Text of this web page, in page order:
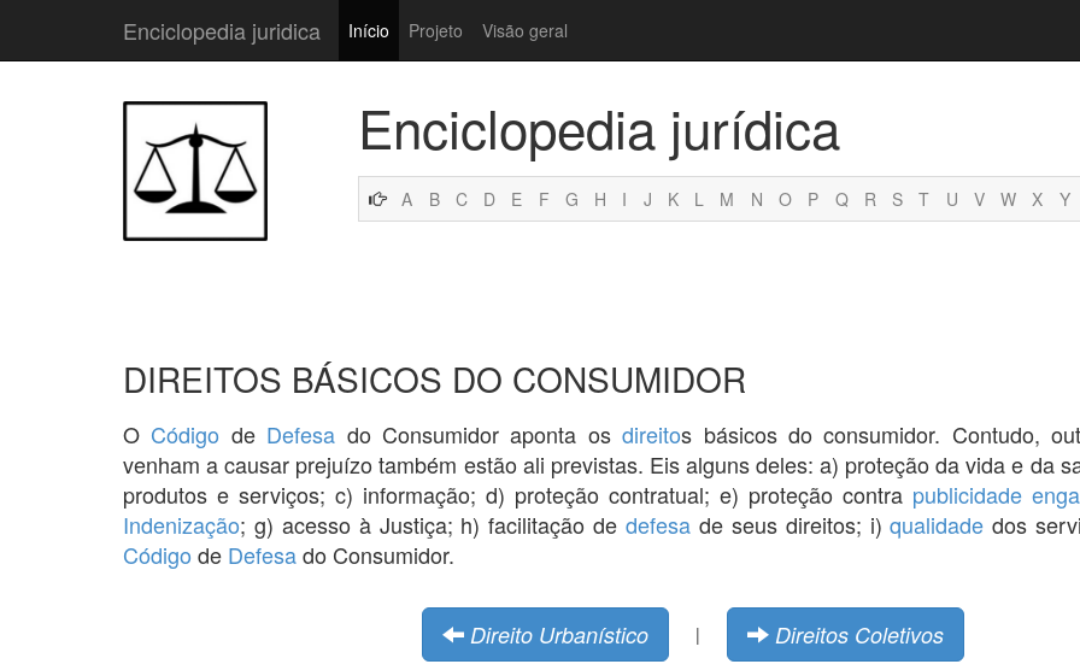
Enciclopedia juridica Início Projeto Visão geral
Enciclopedia jurídica
A B C D E F G H I J K L M N O P Q R S T U V W X Y
DIREITOS BÁSICOS DO CONSUMIDOR
O Código de Defesa do Consumidor aponta osdireitos básicos do consumidor. Contudo,
venham a causar prejuízo também estão ali previstas. Eis alguns deles: a) proteção da vida e da
produtos e serviços; c) informação; d) proteção contratual; e) proteção contra publicidade
Indenização; g) acesso à Justiça; h) facilitação dedefesa de seus direitos; i)qualidade dos
Código de Defesado Consumidor.
Direito Urbanístico | Direitos Coletivos